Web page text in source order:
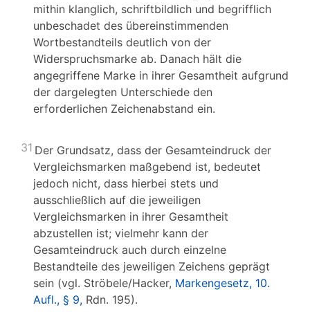
mithin klanglich, schriftbildlich und begrifflich
unbeschadet des übereinstimmenden
Wortbestandteils deutlich von der
Widerspruchsmarke ab. Danach hält die
angegriffene Marke in ihrer Gesamtheit aufgrund
der dargelegten Unterschiede den
erforderlichen Zeichenabstand ein.
31 Der Grundsatz, dass der Gesamteindruck der
Vergleichsmarken maßgebend ist, bedeutet
jedoch nicht, dass hierbei stets und
ausschließlich auf die jeweiligen
Vergleichsmarken in ihrer Gesamtheit
abzustellen ist; vielmehr kann der
Gesamteindruck auch durch einzelne
Bestandteile des jeweiligen Zeichens geprägt
sein (vgl. Ströbele/Hacker, Markengesetz, 10.
Aufl., § 9, Rdn. 195).